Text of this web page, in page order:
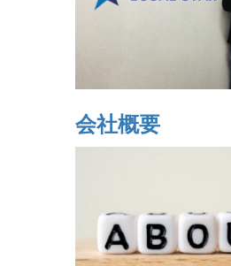
会社概要